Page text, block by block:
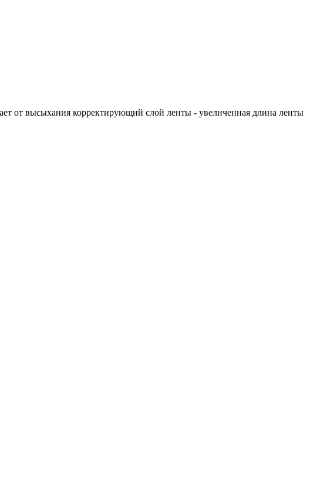
от высыхания корректирующий слой ленты - увеличенная длина ленты